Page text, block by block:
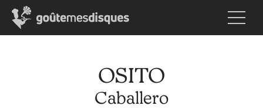
OSITO
Caballero